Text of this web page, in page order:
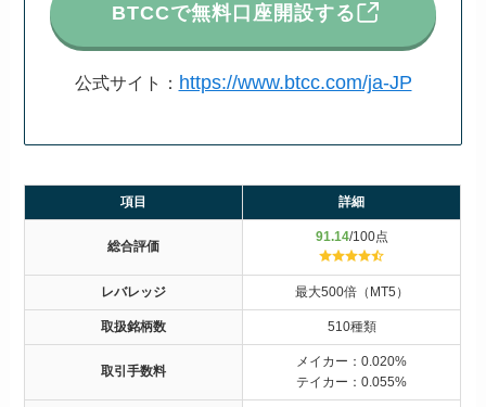
BTCCで無料口座開設する
公式サイト： https://www.btcc.com/ja-JP
項目 詳細
総合評価
91.14/100点
レバレッジ 最大500倍（MT5）
取扱銘柄数 510種類
取引手数料
メイカー：0.020%
テイカー：0.055%